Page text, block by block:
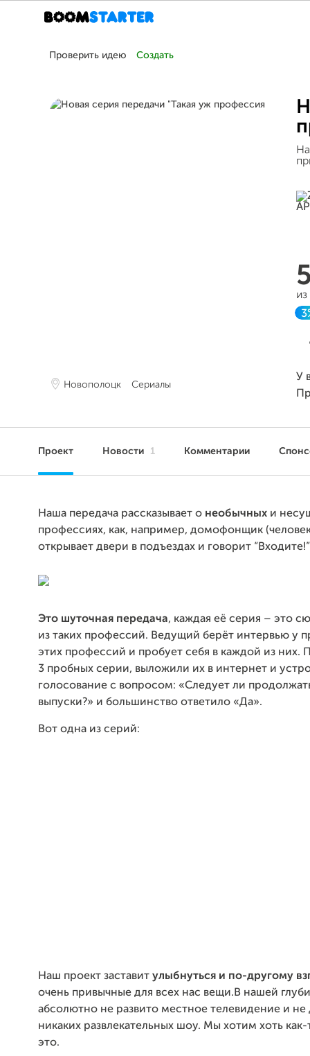
Проверить идею Создать
Новополоцк Сериалы
У
Проект Новости 1 Комментарии
Наша передача рассказывает о необычных и
профессиях, как, например, домофонщик
открывает двери в подъездах и говорит
Это шуточная передача, каждая её серия – это
из таких профессий. Ведущий берёт интервью у
этих профессий и пробует себя в каждой из них.
3 пробных серии, выложили их в интернет и
голосование с вопросом: «Следует ли
выпуски?» и большинство ответило «Да».
Вот одна из серий:
Наш проект заставит улыбнуться и по-другому
очень привычные для всех нас вещи.В нашей
абсолютно не развито местное телевидение и не
никаких развлекательных шоу. Мы хотим хоть как-
это.